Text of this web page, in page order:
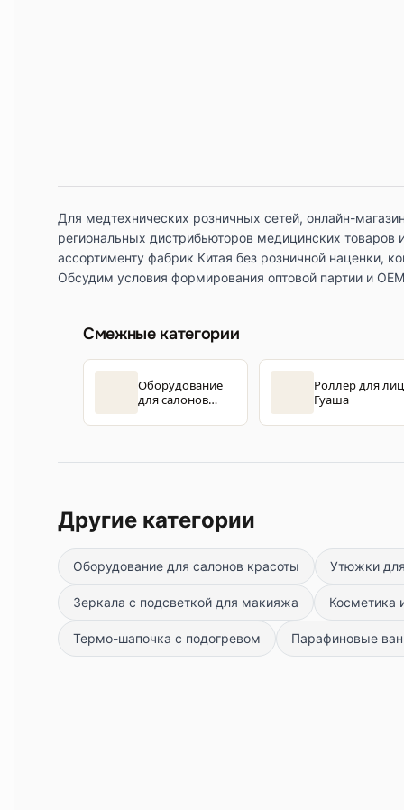
Для медтехнических розничных сетей, онлайн-
региональных дистрибьюторов медицинских
ассортименту фабрик Китая без розничной наценки,
Обсудим условия формирования оптовой партии и
Смежные категории
Оборудование
для салонов
Роллер для
Гуаша
Другие категории
Оборудование для салонов красоты Утюжки
Зеркала с подсветкой для макияжа Косметика
Термо-шапочка с подогревом Парафиновые